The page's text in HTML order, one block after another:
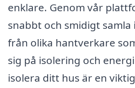
enklare. Genom vår
snabbt och smidigt
från olika hantverkare
sig på isolering och
isolera ditt hus är en